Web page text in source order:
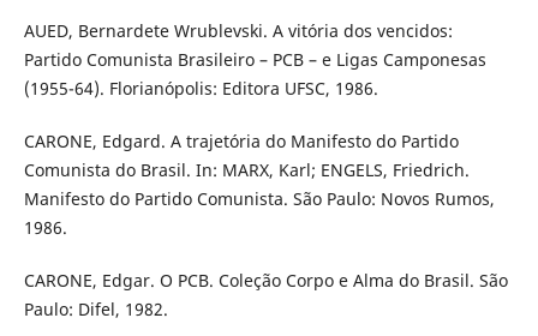
AUED, Bernardete Wrublevski. A vitória dos vencidos:
Partido Comunista Brasileiro – PCB – e Ligas Camponesas
(1955-64). Florianópolis: Editora UFSC, 1986.
CARONE, Edgard. A trajetória do Manifesto do Partido
Comunista do Brasil. In: MARX, Karl; ENGELS, Friedrich.
Manifesto do Partido Comunista. São Paulo: Novos Rumos,
1986.
CARONE, Edgar. O PCB. Coleção Corpo e Alma do Brasil. São
Paulo: Difel, 1982.